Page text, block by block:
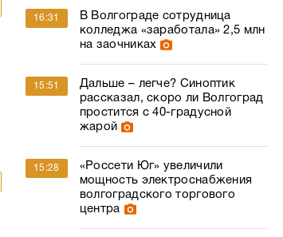
16:31
В Волгограде сотрудница
колледжа «заработала» 2,5 млн
на заочниках
15:51
Дальше – легче? Синоптик
рассказал, скоро ли Волгоград
простится с 40-градусной
жарой
15:28
«Россети Юг» увеличили
мощность электроснабжения
волгоградского торгового
центра